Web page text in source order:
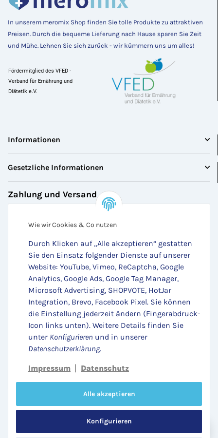
Alle akzeptieren
Konfigurieren
Wie wir Cookies & Co nutzen
Durch Klicken auf „Alle akzeptieren“ gestatten
Sie den Einsatz folgender Dienste auf unserer
Website: YouTube, Vimeo, ReCaptcha, Google
Analytics, Google Ads, Google Tag Manager,
Microsoft Advertising, SHOPVOTE, HotJar
Integration, Brevo, Facebook Pixel. Sie können
die Einstellung jederzeit ändern (Fingerabdruck-
Icon links unten). Weitere Details finden Sie
unter Konfigurieren und in unserer
Datenschutzerklärung.
Impressum Datenschutz
In unserem meromix Shop finden Sie tolle Produkte zu attraktiven
Preisen. Durch die bequeme Lieferung nach Hause sparen Sie Zeit
und Mühe. Lehnen Sie sich zurück - wir kümmern uns um alles!
Fördermitglied des VFED -
Verband für Ernährung und
Diätetik e.V.
Informationen
Gesetzliche Informationen
Zahlung und Versand
Zugestellt durch:
* Alle Preise inkl. gesetzlicher USt., zzgl.Versand